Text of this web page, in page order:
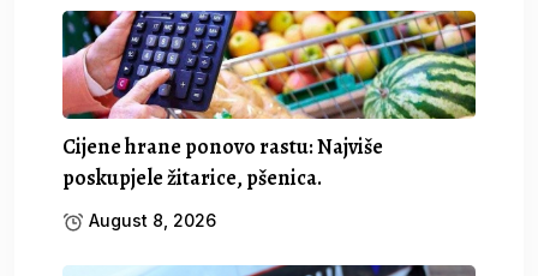
Cijene hrane ponovo rastu: Najviše
poskupjele žitarice, pšenica.
August 8, 2026